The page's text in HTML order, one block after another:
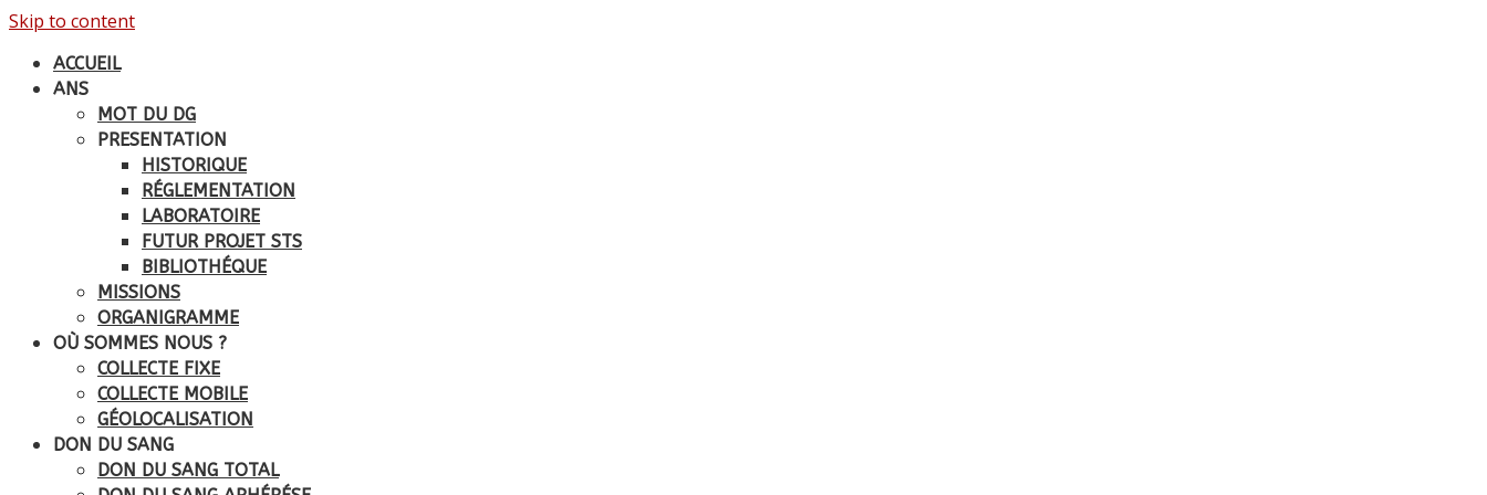
Skip to content
ACCUEIL
ANS
MOT DU DG
PRESENTATION
HISTORIQUE
RÉGLEMENTATION
LABORATOIRE
FUTUR PROJET STS
BIBLIOTHÉQUE
MISSIONS
ORGANIGRAMME
OÙ SOMMES NOUS ?
COLLECTE FIXE
COLLECTE MOBILE
GÉOLOCALISATION
DON DU SANG
DON DU SANG TOTAL